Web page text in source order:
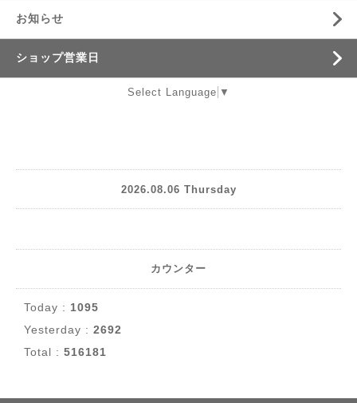
お知らせ
ショップ営業日
Select Language ▼
2026.08.06 Thursday
カウンター
Today : 1095
Yesterday : 2692
Total : 516181